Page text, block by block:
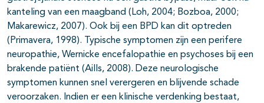
kanteling van een maagband (Loh, 2004; Bozboa, 2000;
Makarewicz, 2007). Ook bij een BPD kan dit optreden
(Primavera, 1998). Typische symptomen zijn een perifere
neuropathie, Wernicke encefalopathie en psychoses bij een
brakende patiënt (Aills, 2008). Deze neurologische
symptomen kunnen snel verergeren en blijvende schade
veroorzaken. Indien er een klinische verdenking bestaat,